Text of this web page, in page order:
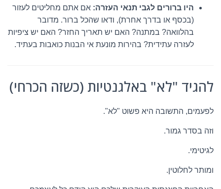
היו ברורים לגבי תנאי העזרה: אם אתם מחליטים לעזור
(בכסף או בדרך אחרת), ודאו שהכל ברור. מדובר
בהלוואה? במתנה? האם יש תאריך החזר? האם יש ציפיות
לעזרה עתידית? בהירות מונעת אי הבנות כואבות בעתיד.
להגיד "לא" באלגנטיות (כשזה הכרחי)
לפעמים, התשובה היא פשוט "לא".
וזה בסדר גמור.
לגיטימי.
ומותר לחלוטין.